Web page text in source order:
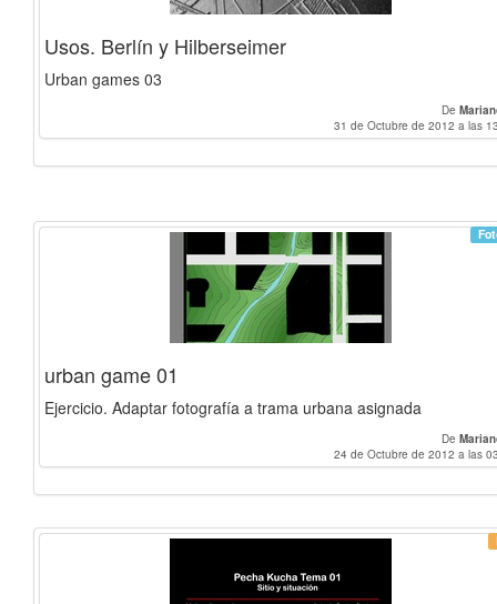
Usos. Berlín y Hilberseimer
Urban games 03
De
31 de Octubre de 2012 a las
urban game 01
Ejercicio. Adaptar fotografía a trama urbana asignada
De
24 de Octubre de 2012 a las